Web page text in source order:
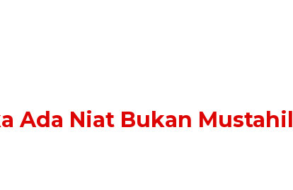
Ada Niat Bukan Mustahil